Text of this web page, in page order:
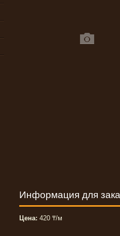
Информация для
Цена: 420 ₸/м